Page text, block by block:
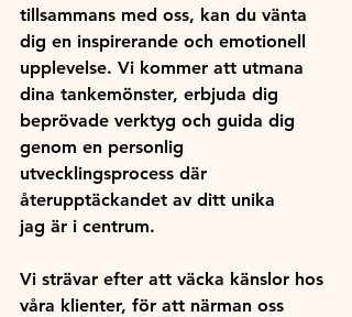
tillsammans med oss, kan du vänta
dig en inspirerande och emotionell
upplevelse. Vi kommer att utmana
dina tankemönster, erbjuda dig
beprövade verktyg och guida dig
genom en personlig
utvecklingsprocess där
återupptäckandet av ditt unika
jag är i centrum.
Vi strävar efter att väcka känslor hos
våra klienter, för att närman oss